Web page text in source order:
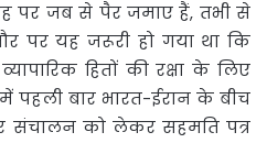
पर जब से पैर जमाए हैं, तभी से
पर यह जरूरी हो गया था कि
हितों की रक्षा के लिए
पहली बार भारत-ईरान के बीच
संचालन को लेकर सहमति पत्र